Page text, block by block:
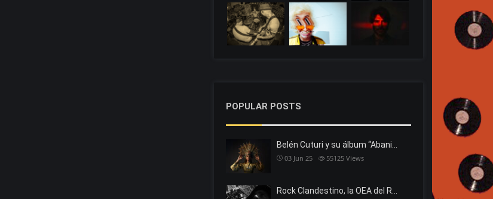
POPULAR POSTS
Belén Cuturi y su álbum “Abani…
03 Jun 25 55125 Views
Rock Clandestino, la OEA del R…